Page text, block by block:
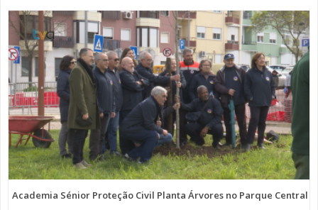
Academia Sénior Proteção Civil Planta Árvores no Parque Central